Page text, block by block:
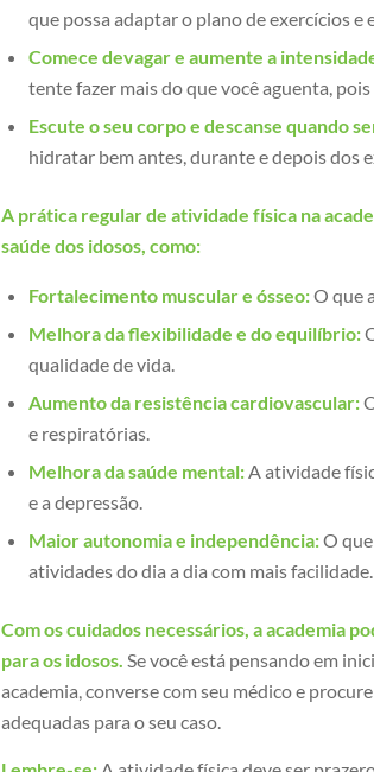
que possa adaptar o plano de exercícios e
Comece devagar e aumente a
tente fazer mais do que você aguenta, pois
Escute o seu corpo e descanse quando
hidratar bem antes, durante e depois dos
A prática regular de atividade física na
saúde dos idosos, como:
Fortalecimento muscular e ósseo:O que
Melhora da flexibilidade e do equilíbrio:
qualidade de vida.
Aumento da resistência cardiovascular:
e respiratórias.
Melhora da saúde mental:A atividade
e a depressão.
Maior autonomia e independência:O
atividades do dia a dia com mais facilidade.
Com os cuidados necessários, a academia
para os idosos. Se você está pensando em
academia, converse com seu médico e
adequadas para o seu caso.